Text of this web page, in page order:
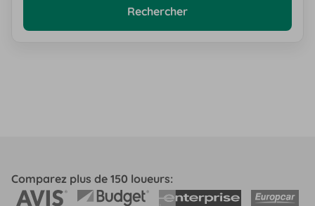
Rechercher
Comparez plus de 150 loueurs: